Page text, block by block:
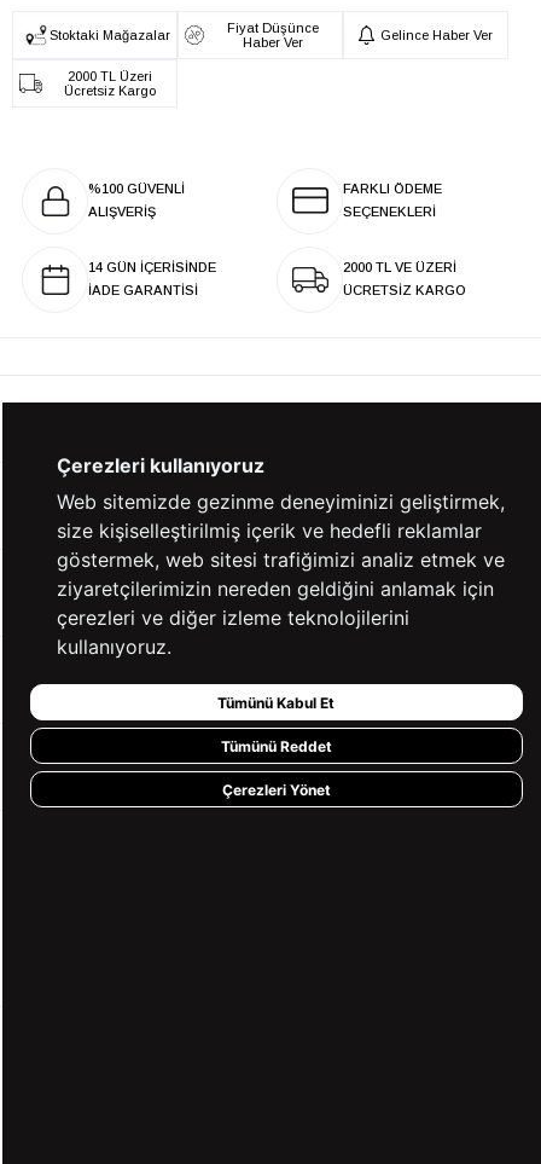
Stoktaki Mağazalar
Fiyat Düşünce
Haber Ver
Gelince Haber Ver
2000 TL Üzeri
Ücretsiz Kargo
%100 GÜVENLİ
ALIŞVERİŞ
FARKLI ÖDEME
SEÇENEKLERİ
14 GÜN İÇERİSİNDE
İADE GARANTİSİ
2000 TL VE ÜZERİ
ÜCRETSİZ KARGO
KATEGORİLER
YARDIM
HIZLI ERİŞİM
Çerezleri kullanıyoruz
Web sitemizde gezinme deneyiminizi geliştirmek,
size kişiselleştirilmiş içerik ve hedefli reklamlar
göstermek, web sitesi trafiğimizi analiz etmek ve
ziyaretçilerimizin nereden geldiğini anlamak için
çerezleri ve diğer izleme teknolojilerini
kullanıyoruz.
Tümünü Kabul Et
Tümünü Reddet
Çerezleri Yönet